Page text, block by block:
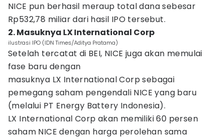
NICE pun berhasil meraup total dana sebesar
Rp532,78 miliar dari hasil IPO tersebut.
2. Masuknya LX International Corp
ilustrasi IPO (IDN Times/Aditya Pratama)
Setelah tercatat di BEI, NICE juga akan memulai
fase baru dengan
masuknya LX International Corp sebagai
pemegang saham pengendali NICE yang baru
(melalui PT Energy Battery Indonesia).
LX International Corp akan memiliki 60 persen
saham NICE dengan harga perolehan sama